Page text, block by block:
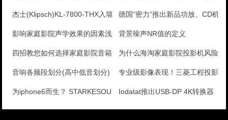
杰士(Klipsch)KL-7800-THX入墙音箱德国“密力”推出新品功放、CD机
影响家庭影院声学效果的因素浅谈背景噪声NR值的定义
四招教您如何选择家庭影院音箱？为什么海淘家庭影院投影机风险大
音响各频段划分(高中低音划分) 专业级影像表现！三菱工程投影机
为iphone6而生？ STARKESOUND ICIodatat推出USB-DP 4K转换器